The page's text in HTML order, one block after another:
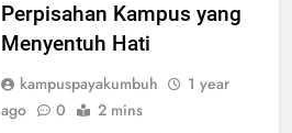
Perpisahan Kampus yang
Menyentuh Hati
kampuspayakumbuh
1 year
ago
0 2 mins